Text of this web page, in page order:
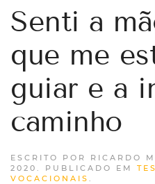
Senti a
que me
guiar e a
caminho
ESCRITO POR RICARDO
2020 . PUBLICADO EM
VOCACIONAIS .